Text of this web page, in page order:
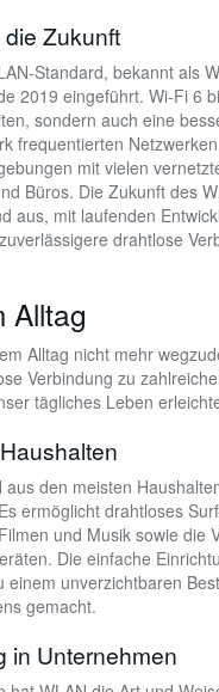
Zukunft
Standard, bekannt als
2019 eingeführt. Wi-Fi 6
sondern auch eine
frequentierten
mit vielen
Büros. Die Zukunft des
aus, mit laufenden
drahtlose
Alltag
Alltag nicht mehr
Verbindung zu
tägliches Leben
aus den meisten
ermöglicht drahtloses
und Musik sowie die
Die einfache
einem unverzichtbaren
gemacht.
in Unternehmen